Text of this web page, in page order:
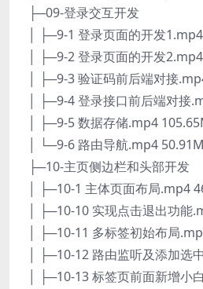
├─09-登录交互开发
│ ├─9-1 登录页面的开发
│ ├─9-2 登录页面的开发
│ ├─9-3 验证码前后端对接
│ ├─9-4 登录接口前后端对接
│ ├─9-5 数据存储.mp4
│ └─9-6 路由导航.mp4
├─10-主页侧边栏和头部开发
│ ├─10-1 主体页面布局.mp4
│ ├─10-10 实现点击退出功能
│ ├─10-11 多标签初始布局
│ ├─10-12 路由监听及添加选
│ ├─10-13 标签页前面新增小